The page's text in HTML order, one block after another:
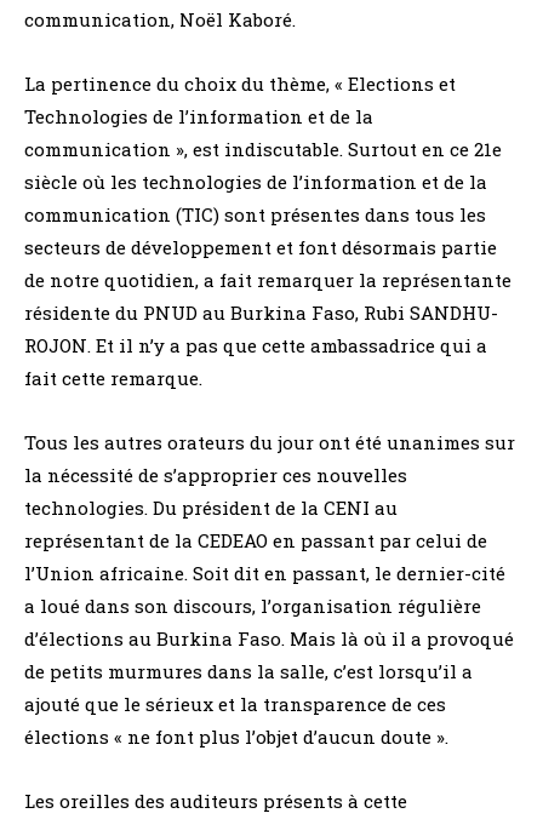
communication, Noël Kaboré.
La pertinence du choix du thème, « Elections et
Technologies de l’information et de la
communication », est indiscutable. Surtout en ce 21e
siècle où les technologies de l’information et de la
communication (TIC) sont présentes dans tous les
secteurs de développement et font désormais partie
de notre quotidien, a fait remarquer la représentante
résidente du PNUD au Burkina Faso, Rubi SANDHU-
ROJON. Et il n’y a pas que cette ambassadrice qui a
fait cette remarque.
Tous les autres orateurs du jour ont été unanimes sur
la nécessité de s’approprier ces nouvelles
technologies. Du président de la CENI au
représentant de la CEDEAO en passant par celui de
l’Union africaine. Soit dit en passant, le dernier-cité
a loué dans son discours, l’organisation régulière
d’élections au Burkina Faso. Mais là où il a provoqué
de petits murmures dans la salle, c’est lorsqu’il a
ajouté que le sérieux et la transparence de ces
élections « ne font plus l’objet d’aucun doute ».
Les oreilles des auditeurs présents à cette